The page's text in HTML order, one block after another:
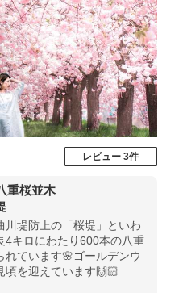
レビュー 3件
重桜並木
川堤防上の「桜堤」といわ
4キロにわたり600本の八重
れています🌸ゴールデンウ
頃を迎えています🙌🏻